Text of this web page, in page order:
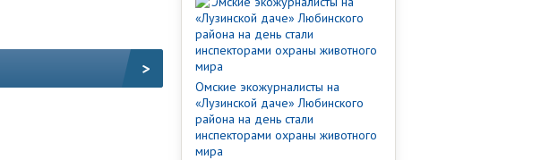
>
Омские экожурналисты на
«Лузинской даче» Любинского
района на день стали
инспекторами охраны животного
мира